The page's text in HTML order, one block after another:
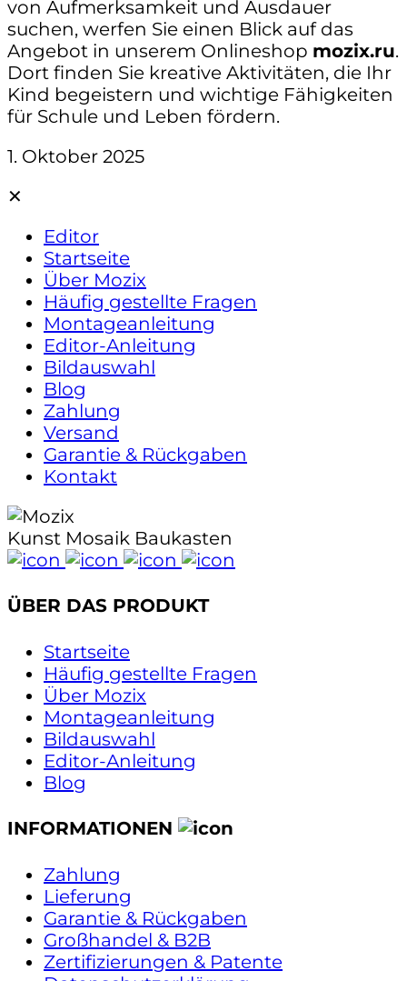
von Aufmerksamkeit und Ausdauer
suchen, werfen Sie einen Blick auf das
Angebot in unserem Onlineshop mozix.ru.
Dort finden Sie kreative Aktivitäten, die Ihr
Kind begeistern und wichtige Fähigkeiten
für Schule und Leben fördern.
1. Oktober 2025
✕
Editor
Startseite
Über Mozix
Häufig gestellte Fragen
Montageanleitung
Editor-Anleitung
Bildauswahl
Blog
Zahlung
Versand
Garantie & Rückgaben
Kontakt
Kunst Mosaik Baukasten
ÜBER DAS PRODUKT
Startseite
Häufig gestellte Fragen
Über Mozix
Montageanleitung
Bildauswahl
Editor-Anleitung
Blog
INFORMATIONEN
Zahlung
Lieferung
Garantie & Rückgaben
Großhandel & B2B
Zertifizierungen & Patente